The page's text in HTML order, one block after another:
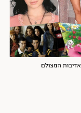
המצולם